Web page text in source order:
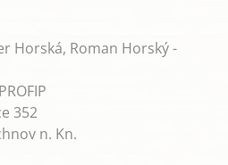
Horská, Roman Horský -
352
n. Kn.